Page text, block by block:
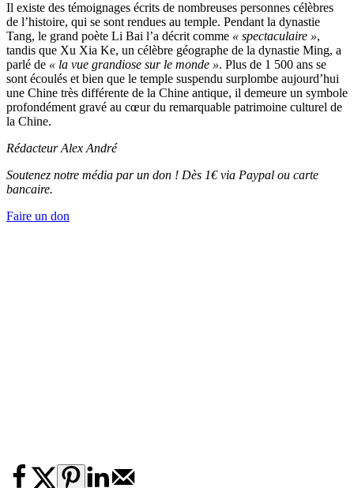
Il existe des témoignages écrits de nombreuses personnes célèbres
de l’histoire, qui se sont rendues au temple. Pendant la dynastie
Tang, le grand poète Li Bai l’a décrit comme « spectaculaire »,
tandis que Xu Xia Ke, un célèbre géographe de la dynastie Ming, a
parlé de « la vue grandiose sur le monde ». Plus de 1 500 ans se
sont écoulés et bien que le temple suspendu surplombe aujourd’hui
une Chine très différente de la Chine antique, il demeure un symbole
profondément gravé au cœur du remarquable patrimoine culturel de
la Chine.
Rédacteur Alex André
Soutenez notre média par un don ! Dès 1€ via Paypal ou carte
bancaire.
Faire un don